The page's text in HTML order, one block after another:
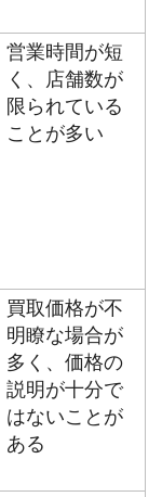
営業時間が短
く、店舗数が
限られている
ことが多い
買取価格が不
明瞭な場合が
多く、価格の
説明が十分で
はないことが
ある